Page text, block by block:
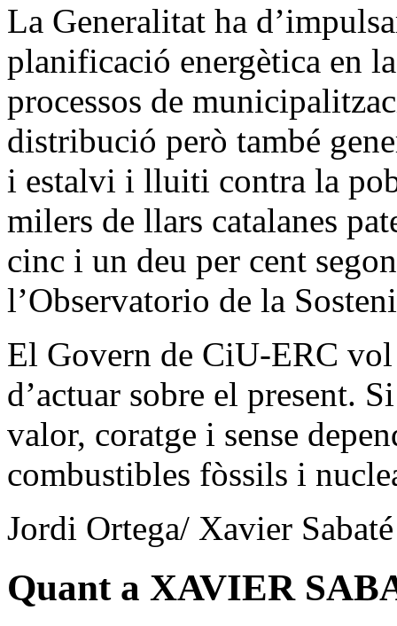
La Generalitat ha
planificació energètica en
processos de
distribució però també
i estalvi i lluiti contra la
milers de llars catalanes
cinc i un deu per cent
l’Observatorio de la
El Govern de CiU-ERC
d’actuar sobre el present.
valor, coratge i sense
combustibles fòssils i
Jordi Ortega/ Xavier Sabaté
Quant a XAVIER